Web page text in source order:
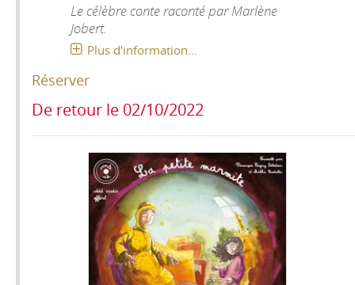
Le célèbre conte raconté par Marlène
Jobert.
Plus d'information...
Réserver
De retour le 02/10/2022